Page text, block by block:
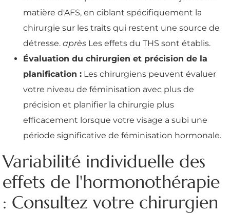
matière d'AFS, en ciblant spécifiquement la
chirurgie sur les traits qui restent une source de
détresse. après Les effets du THS sont établis.
Évaluation du chirurgien et précision de la
planification : Les chirurgiens peuvent évaluer
votre niveau de féminisation avec plus de
précision et planifier la chirurgie plus
efficacement lorsque votre visage a subi une
période significative de féminisation hormonale.
Variabilité individuelle des
effets de l'hormonothérapie
: Consultez votre chirurgien